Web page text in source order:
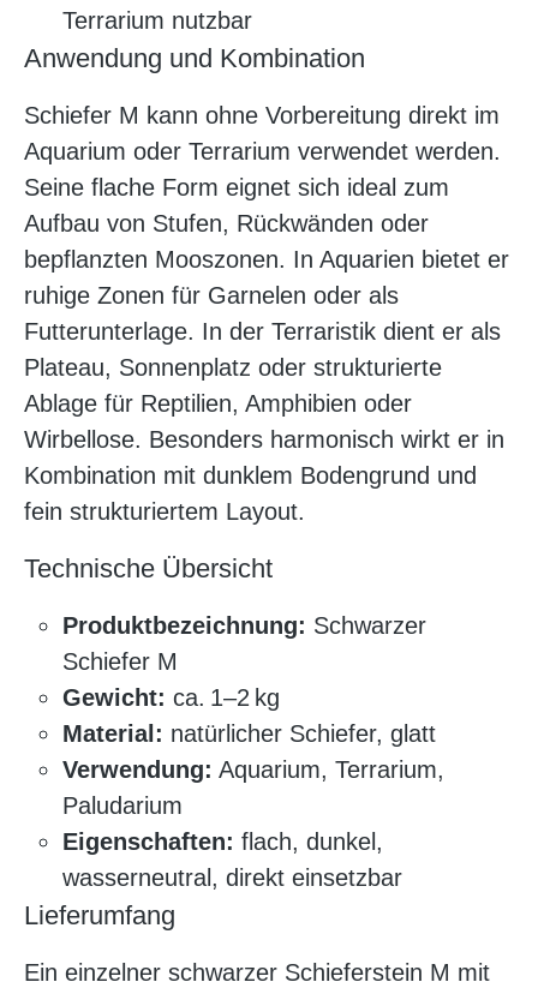
Terrarium nutzbar
Anwendung und Kombination
Schiefer M kann ohne Vorbereitung direkt im
Aquarium oder Terrarium verwendet werden.
Seine flache Form eignet sich ideal zum
Aufbau von Stufen, Rückwänden oder
bepflanzten Mooszonen. In Aquarien bietet er
ruhige Zonen für Garnelen oder als
Futterunterlage. In der Terraristik dient er als
Plateau, Sonnenplatz oder strukturierte
Ablage für Reptilien, Amphibien oder
Wirbellose. Besonders harmonisch wirkt er in
Kombination mit dunklem Bodengrund und
fein strukturiertem Layout.
Technische Übersicht
Produktbezeichnung: Schwarzer
Schiefer M
Gewicht: ca. 1–2 kg
Material: natürlicher Schiefer, glatt
Verwendung: Aquarium, Terrarium,
Paludarium
Eigenschaften: flach, dunkel,
wasserneutral, direkt einsetzbar
Lieferumfang
Ein einzelner schwarzer Schieferstein M mit